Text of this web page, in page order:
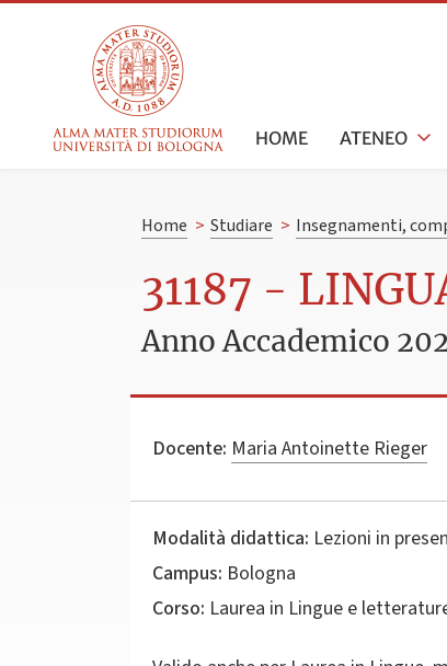
HOME ATENEO
Home > Studiare > Insegnamenti,
31187 -
Anno Accademico
Docente: Maria Antoinette Rieger
Modalità didattica: Lezioni in
Campus: Bologna
Corso: Laurea in Lingue e